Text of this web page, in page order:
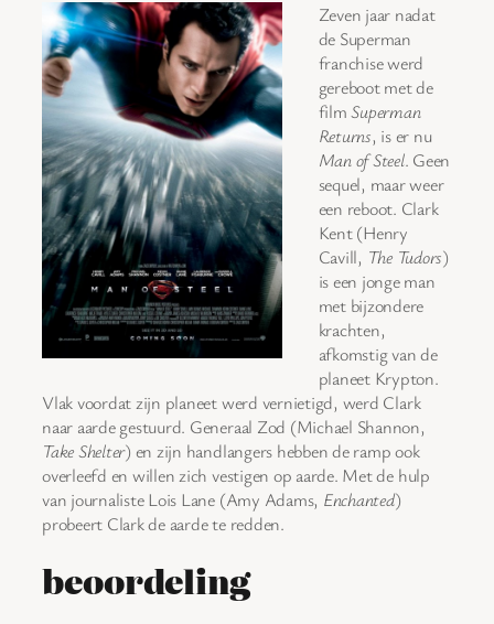
Zeven jaar nadat
de Superman
franchise werd
gereboot met de
filmSuperman
Returns, is er nu
Man of Steel. Geen
sequel, maar weer
een reboot. Clark
Kent (Henry
Cavill, The Tudors)
is een jonge man
met bijzondere
krachten,
afkomstig van de
planeet Krypton.
Vlak voordat zijn planeet werd vernietigd, werd Clark
naar aarde gestuurd. Generaal Zod (Michael Shannon,
Take Shelter) en zijn handlangers hebben de ramp ook
overleefd en willen zich vestigen op aarde. Met de hulp
van journaliste Lois Lane (Amy Adams, Enchanted)
probeert Clark de aarde te redden.
beoordeling